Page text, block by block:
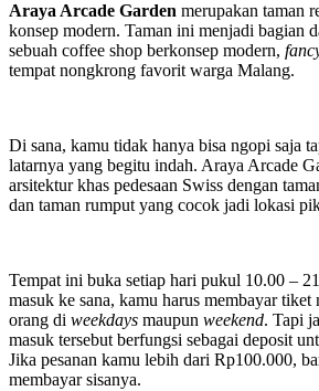
Araya Arcade Garden merupakan taman
konsep modern. Taman ini menjadi bagian
sebuah coffee shop berkonsep modern,
tempat nongkrong favorit warga Malang.
Di sana, kamu tidak hanya bisa ngopi saja
latarnya yang begitu indah. Araya Arcade
arsitektur khas pedesaan Swiss dengan
dan taman rumput yang cocok jadi lokasi
Tempat ini buka setiap hari pukul 10.00 –
masuk ke sana, kamu harus membayar
orang di weekdays maupun weekend. Tapi
masuk tersebut berfungsi sebagai deposit
Jika pesanan kamu lebih dari Rp100.000,
membayar sisanya.